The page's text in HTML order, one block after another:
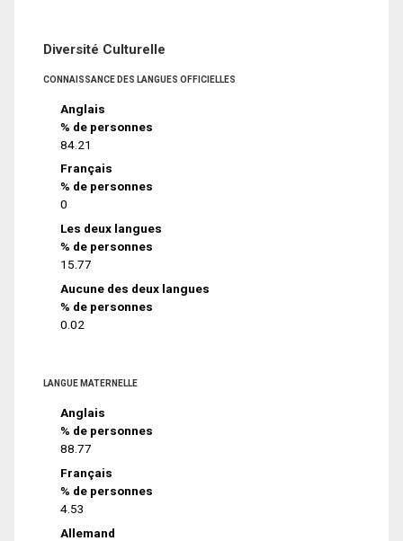
Diversité Culturelle
CONNAISSANCE DES LANGUES OFFICIELLES
Anglais
% de personnes
84.21
Français
% de personnes
0
Les deux langues
% de personnes
15.77
Aucune des deux langues
% de personnes
0.02
LANGUE MATERNELLE
Anglais
% de personnes
88.77
Français
% de personnes
4.53
Allemand